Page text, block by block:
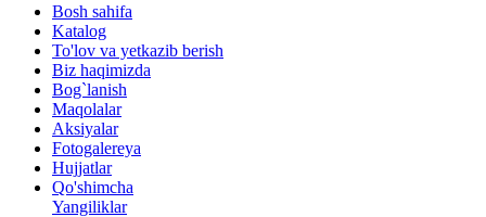
Bosh sahifa
Katalog
To'lov va yetkazib berish
Biz haqimizda
Bog`lanish
Maqolalar
Aksiyalar
Fotogalereya
Hujjatlar
Qo'shimcha
Yangiliklar